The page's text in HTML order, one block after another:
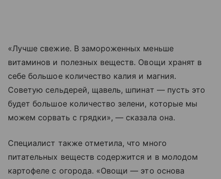
«Лучше свежие. В замороженных меньше
витаминов и полезных веществ. Овощи хранят в
себе большое количество калия и магния.
Советую сельдерей, щавель, шпинат — пусть это
будет большое количество зелени, которые мы
можем сорвать с грядки», — сказала она.
Специалист также отметила, что много
питательных веществ содержится и в молодом
картофеле с огорода. «Овощи — это основа